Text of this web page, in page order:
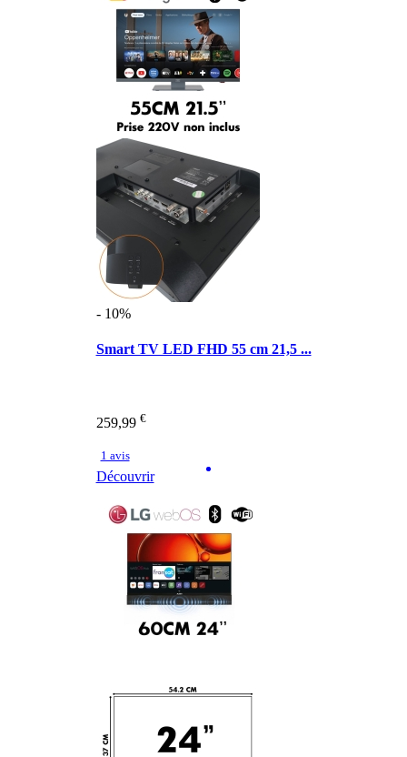
- 10%
Smart TV LED FHD 55 cm 21,5 ...
259,99 €
1 avis
Découvrir